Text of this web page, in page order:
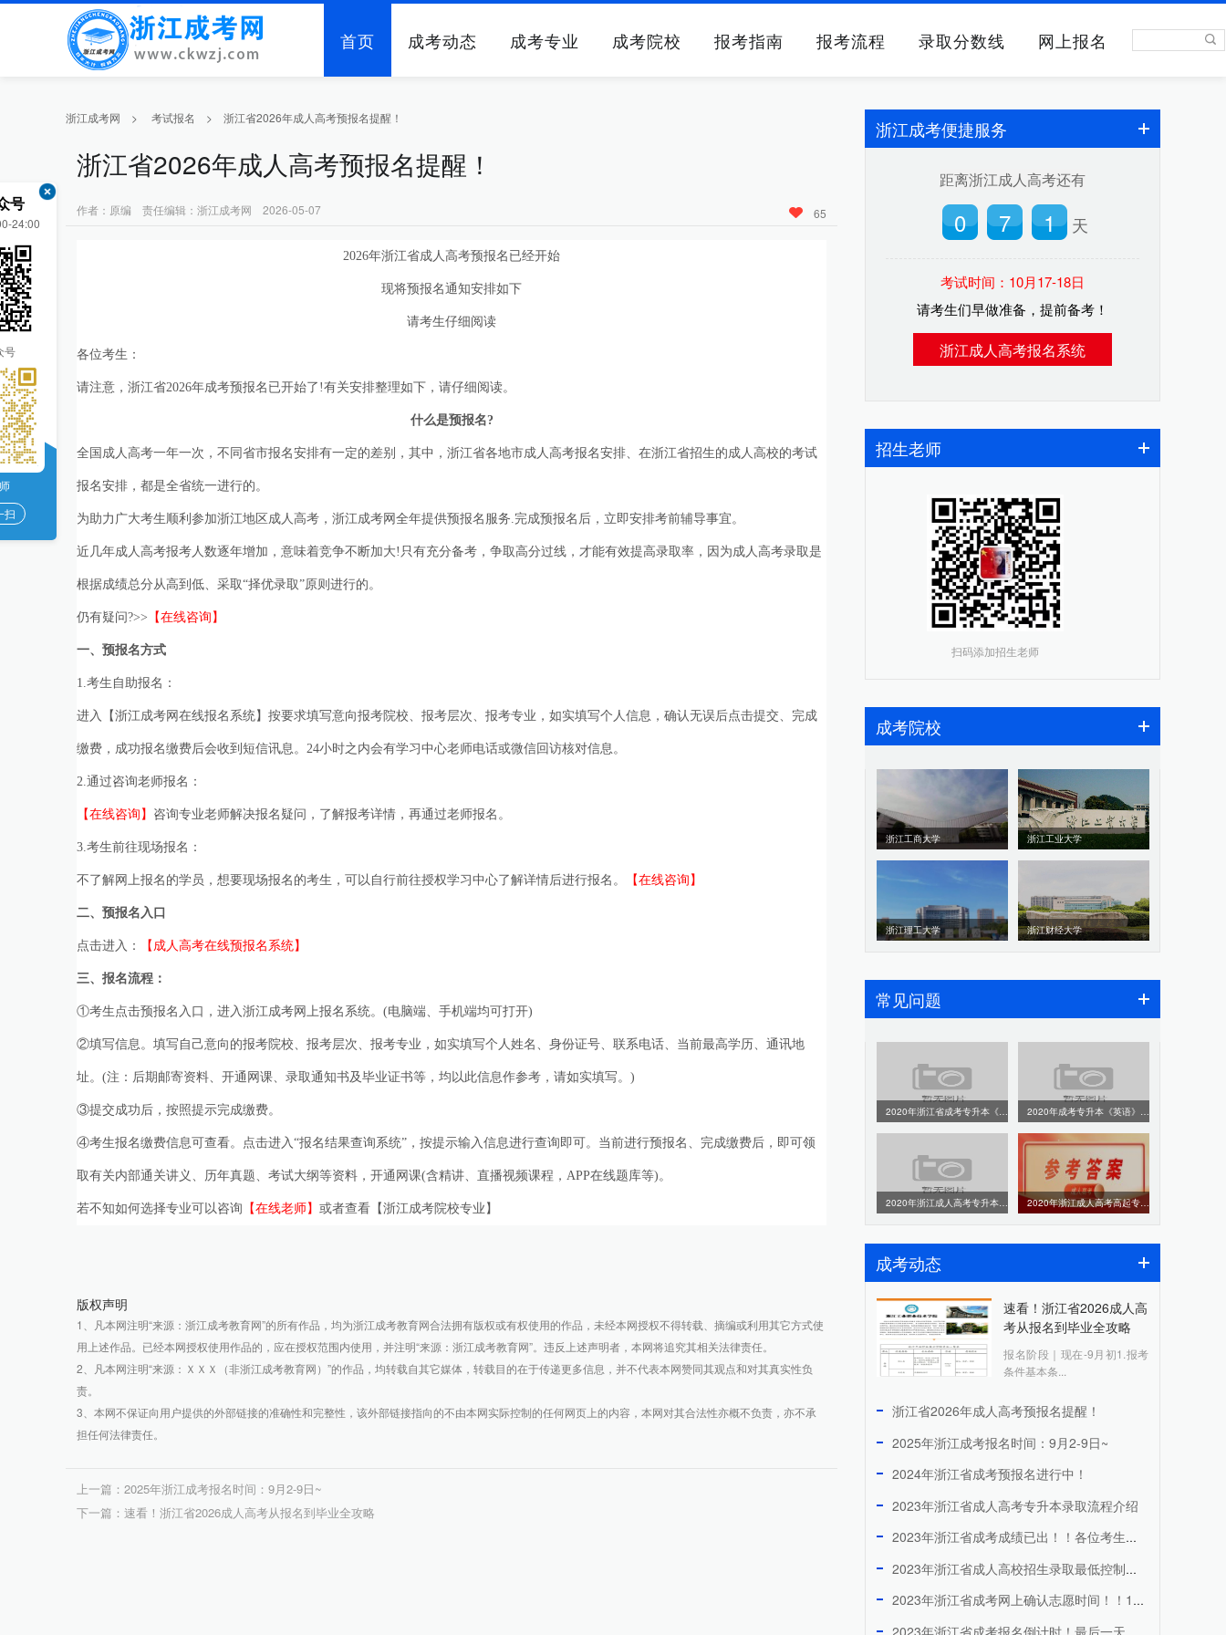
首页 成考动态 成考专业 成考院校 报考指南 报考流程 录取分数线 网上报名
号
24:00
号
扫
浙江成考网 > 考试报名 > 浙江省2026年成人高考预报名提醒！
浙江省2026年成人高考预报名提醒！
作者：原编 责任编辑：浙江成考网 2026-05-07 65
2026年浙江省成人高考预报名已经开始
现将预报名通知安排如下
请考生仔细阅读
各位考生：
请注意，浙江省2026年成考预报名已开始了!有关安排整理如下，请仔细阅读。
什么是预报名?
全国成人高考一年一次，不同省市报名安排有一定的差别，其中，浙江省各地市成人高考报名安排、在浙江省招生的成人高校的考试
报名安排，都是全省统一进行的。
为助力广大考生顺利参加浙江地区成人高考，浙江成考网全年提供预报名服务.完成预报名后，立即安排考前辅导事宜。
近几年成人高考报考人数逐年增加，意味着竞争不断加大!只有充分备考，争取高分过线，才能有效提高录取率，因为成人高考录取是
根据成绩总分从高到低、采取“择优录取”原则进行的。
仍有疑问?>> 【在线咨询】
一、预报名方式
1.考生自助报名：
进入【浙江成考网在线报名系统】按要求填写意向报考院校、报考层次、报考专业，如实填写个人信息，确认无误后点击提交、完成
缴费，成功报名缴费后会收到短信讯息。24小时之内会有学习中心老师电话或微信回访核对信息。
2.通过咨询老师报名：
【在线咨询】 咨询专业老师解决报名疑问，了解报考详情，再通过老师报名。
3.考生前往现场报名：
不了解网上报名的学员，想要现场报名的考生，可以自行前往授权学习中心了解详情后进行报名。 【在线咨询】
二、预报名入口
点击进入： 【成人高考在线预报名系统】
三、报名流程：
①考生点击预报名入口，进入浙江成考网上报名系统。(电脑端、手机端均可打开)
②填写信息。填写自己意向的报考院校、报考层次、报考专业，如实填写个人姓名、身份证号、联系电话、当前最高学历、通讯地
址。(注：后期邮寄资料、开通网课、录取通知书及毕业证书等，均以此信息作参考，请如实填写。)
③提交成功后，按照提示完成缴费。
④考生报名缴费信息可查看。点击进入“报名结果查询系统”，按提示输入信息进行查询即可。当前进行预报名、完成缴费后，即可领
取有关内部通关讲义、历年真题、考试大纲等资料，开通网课(含精讲、直播视频课程，APP在线题库等)。
若不知如何选择专业可以咨询 【在线老师】 或者查看 【浙江成考院校专业】
版权声明
1、凡本网注明“来源：浙江成考教育网”的所有作品，均为浙江成考教育网合法拥有版权或有权使用的作品，未经本网授权不得转载、摘编或利用其它方式使
用上述作品。已经本网授权使用作品的，应在授权范围内使用，并注明“来源：浙江成考教育网”。违反上述声明者，本网将追究其相关法律责任。
2、凡本网注明“来源：ＸＸＸ（非浙江成考教育网）”的作品，均转载自其它媒体，转载目的在于传递更多信息，并不代表本网赞同其观点和对其真实性负
责。
3、本网不保证向用户提供的外部链接的准确性和完整性，该外部链接指向的不由本网实际控制的任何网页上的内容，本网对其合法性亦概不负责，亦不承
担任何法律责任。
上一篇：2025年浙江成考报名时间：9月2-9日~
下一篇：速看！浙江省2026成人高考从报名到毕业全攻略
浙江成考便捷服务
距离浙江成人高考还有
0 7 1 天
考试时间：10月17-18日
请考生们早做准备，提前备考！
浙江成人高考报名系统
招生老师
扫码添加招生老师
成考院校
浙江工商大学 浙江工业大学
浙江理工大学 浙江财经大学
常见问题
2020年浙江省成考专升本《政治》真题及答案解析 2020年成考专升本《英语》真题及答案解析
2020年浙江成人高考专升本《英语》参考答案（考生回忆版本） 2020年浙江成人高考高起专《语文》参考答案（考生回忆版）
成考动态
速看！浙江省2026成人高
考从报名到毕业全攻略
报名阶段｜现在-9月初1.报考
条件基本条...
浙江省2026年成人高考预报名提醒！
2025年浙江成考报名时间：9月2-9日~
2024年浙江省成考预报名进行中！
2023年浙江省成人高考专升本录取流程介绍
2023年浙江省成考成绩已出！！各位考生快来看看吧！
2023年浙江省成人高校招生录取最低控制分数线！！！
2023年浙江省成考网上确认志愿时间！！11月25日！！
2023年浙江省成考报名倒计时！最后一天！！！